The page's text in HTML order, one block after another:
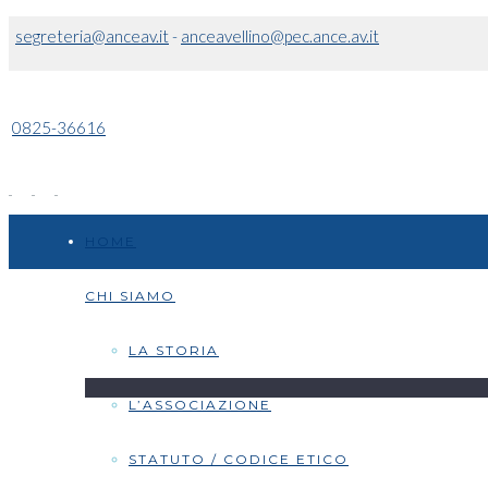
segreteria@anceav.it- anceavellino@pec.ance.av.it
0825-36616
CHI SIAMO
LA STORIA
L’ASSOCIAZIONE
STATUTO / CODICE ETICO